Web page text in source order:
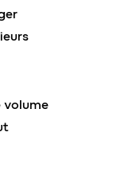
volume